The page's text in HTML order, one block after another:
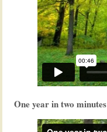
One year in two minutes